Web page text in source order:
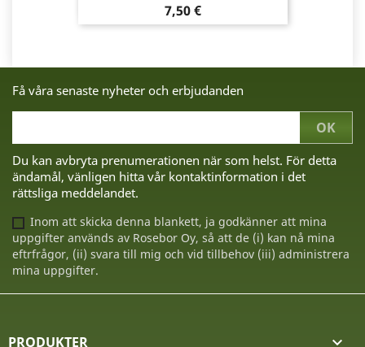
Pris
7,50 €
Få våra senaste nyheter och erbjudanden
Du kan avbryta prenumerationen när som helst. För detta
ändamål, vänligen hitta vår kontaktinformation i det
rättsliga meddelandet.
Inom att skicka denna blankett, ja godkänner att mina
uppgifter används av Rosebor Oy, så att de (i) kan nå mina
eftrfrågor, (ii) svara till mig och vid tillbehov (iii) administrera
mina uppgifter.
PRODUKTER